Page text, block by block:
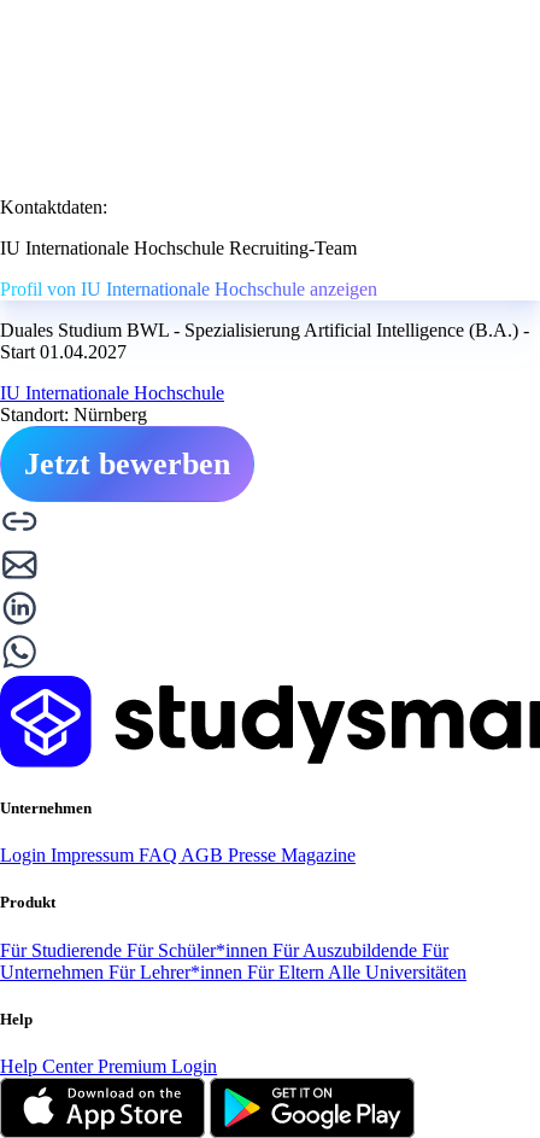
Kontaktdaten:
IU Internationale Hochschule Recruiting-Team
Profil von IU Internationale Hochschule anzeigen
Duales Studium BWL - Spezialisierung Artificial Intelligence (B.A.) -
Start 01.04.2027
IU Internationale Hochschule
Standort: Nürnberg
Jetzt bewerben
Unternehmen
Login Impressum FAQ AGB Presse Magazine
Produkt
Für Studierende Für Schüler*innen Für Auszubildende Für
Unternehmen Für Lehrer*innen Für Eltern Alle Universitäten
Help
Help CenterPremium Login